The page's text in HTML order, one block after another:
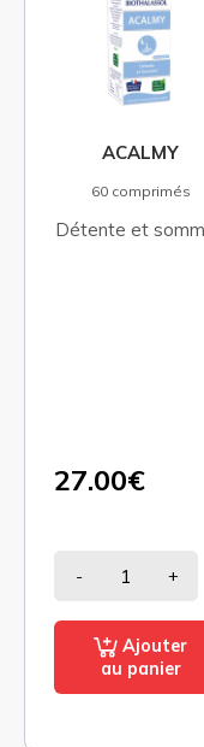
PLASMA EAU DE
12.00€
- +
Ajouter
au panier